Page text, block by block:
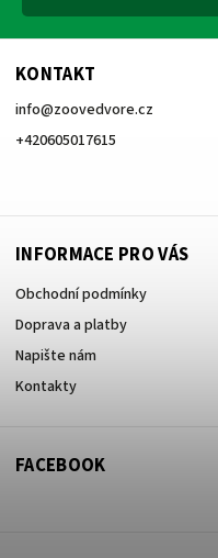
KONTAKT
info@zoovedvore.cz
+420605017615
INFORMACE PRO VÁS
Obchodní podmínky
Doprava a platby
Napište nám
Kontakty
FACEBOOK